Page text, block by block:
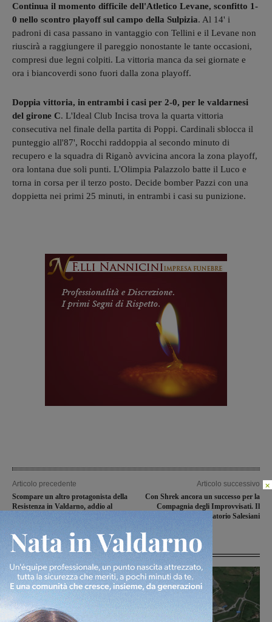
Continua il momento difficile dell'Atletico Levane, sconfitto 1-
0 nello scontro playoff sul campo della Sulpizia. Al 14' i
padroni di casa passano in vantaggio con Tellini e il Levane non
riuscirà a raggiungere il pareggio nonostante le tante occasioni,
compresi due legni colpiti. La vittoria manca da sei giornate e
ora i biancoverdi sono fuori dalla zona playoff.
Doppia vittoria, in entrambi i casi per 2-0, per le valdarnesi
del girone C. L'Ideal Club Incisa trova la quarta vittoria
consecutiva nel finale della partita di Poppi. Cardinali sblocca il
punteggio all'87', Rocchi raddoppia al secondo minuto di
recupero e la squadra di Riganò avvicina ancora la zona playoff,
ora lontana due soli punti. L'Olimpia Palazzolo batte il Luco e
torna in corsa per il terzo posto. Decide bomber Pazzi con una
doppietta nei primi 25 minuti, in entrambi i casi su punizione.
Articolo precedente
Scompare un altro protagonista della
Resistenza in Valdarno, addio al
Articolo successivo
Con Shrek ancora un successo per la
Compagnia degli Improvvisati. Il
ricavato all’Oratorio Salesiani
Articoli correlati
×